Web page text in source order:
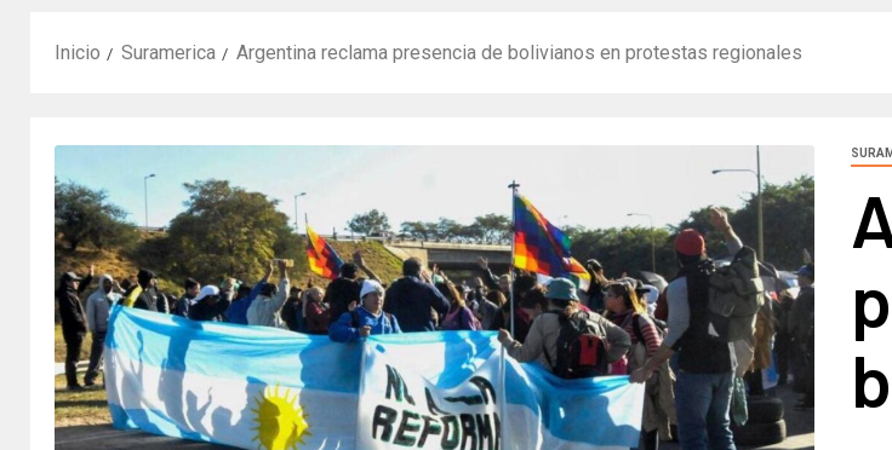
Inicio Suramerica Argentina reclama presencia de bolivianos en protestas regionales